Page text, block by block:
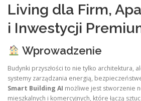
Living dla Firm,
i Inwestycji
Wprowadzenie
Budynki przyszłości to nie tylko architektura,
systemy zarządzania energią,
Smart Building AI możliwe jest stworzenie
mieszkalnych i komercyjnych, które łączą